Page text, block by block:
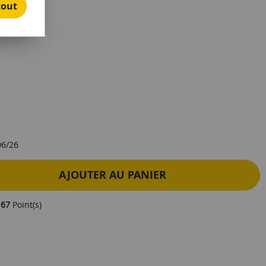
avis !
26
AJOUTER AU PANIER
67 Point(s)